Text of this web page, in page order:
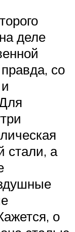
деле
со
стали, а
о